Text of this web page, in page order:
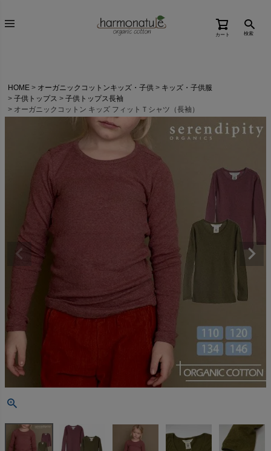
カート 検索
HOME オーガニックコットンキッズ・子供
キッズ・子供服
子供トップス
子供トップス長袖
オーガニックコットン キッズ フィットＴシャツ（長袖）